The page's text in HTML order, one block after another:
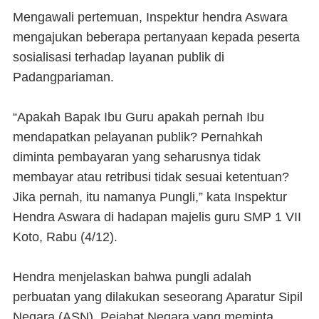
Mengawali pertemuan, Inspektur hendra Aswara
mengajukan beberapa pertanyaan kepada peserta
sosialisasi terhadap layanan publik di
Padangpariaman.
“Apakah Bapak Ibu Guru apakah pernah Ibu
mendapatkan pelayanan publik? Pernahkah
diminta pembayaran yang seharusnya tidak
membayar atau retribusi tidak sesuai ketentuan?
Jika pernah, itu namanya Pungli,” kata Inspektur
Hendra Aswara di hadapan majelis guru SMP 1 VII
Koto, Rabu (4/12).
Hendra menjelaskan bahwa pungli adalah
perbuatan yang dilakukan seseorang Aparatur Sipil